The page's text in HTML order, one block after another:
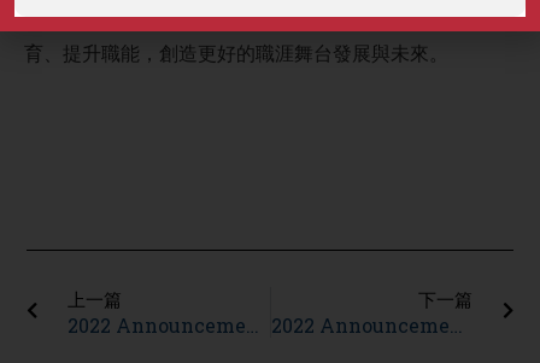
透過人才培育的希望工程，讓每一個工作人都能有感於培
育、提升職能，創造更好的職涯舞台發展與未來。
上一篇 下一篇